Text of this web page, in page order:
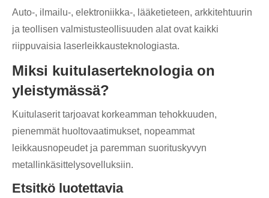
Auto-, ilmailu-, elektroniikka-, lääketieteen, arkkitehtuurin
ja teollisen valmistusteollisuuden alat ovat kaikki
riippuvaisia ​​laserleikkausteknologiasta.
Miksi kuitulaserteknologia on
yleistymässä?
Kuitulaserit tarjoavat korkeamman tehokkuuden,
pienemmät huoltovaatimukset, nopeammat
leikkausnopeudet ja paremman suorituskyvyn
metallinkäsittelysovelluksiin.
Etsitkö luotettavia